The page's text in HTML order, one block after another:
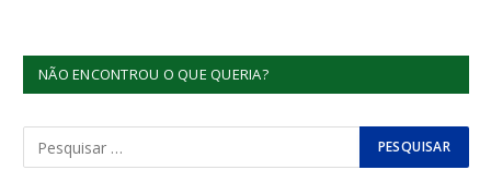
NÃO ENCONTROU O QUE QUERIA?